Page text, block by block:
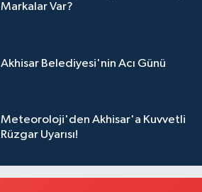
Markalar Var?
Akhisar Belediyesi'nin Acı Günü
Meteoroloji'den Akhisar'a Kuvvetli
Rüzgar Uyarısı!